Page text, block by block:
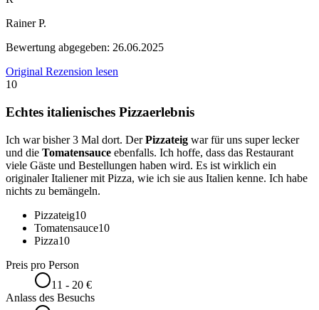
Rainer P.
Bewertung abgegeben: 26.06.2025
Original Rezension lesen
10
Echtes italienisches Pizzaerlebnis
Ich war bisher 3 Mal dort. DerPizzateig war für uns super lecker
und die Tomatensauce ebenfalls. Ich hoffe, dass das Restaurant
viele Gäste und Bestellungen haben wird. Es ist wirklich ein
originaler Italiener mit Pizza, wie ich sie aus Italien kenne. Ich habe
nichts zu bemängeln.
Pizzateig10
Tomatensauce10
Pizza10
Preis pro Person
11 - 20 €
Anlass des Besuchs